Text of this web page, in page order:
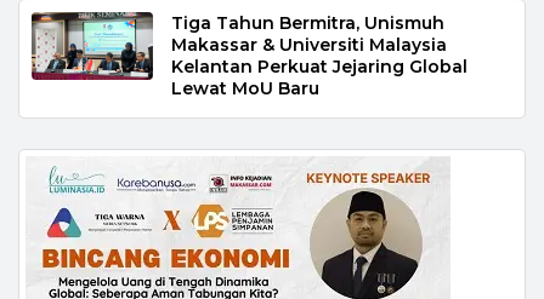
Tiga Tahun Bermitra, Unismuh
Makassar & Universiti Malaysia
Kelantan Perkuat Jejaring Global
Lewat MoU Baru